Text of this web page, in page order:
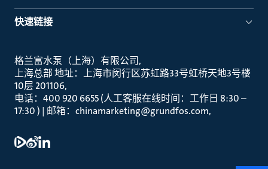
快速链接
格兰富水泵（上海）有限公司
上海总部 地址：上海市闵行区苏虹路33号虹桥天地3号楼
10层 201106
电话：400 920 6655 (人工客服在线时间：工作日 8:30 –
17:30 ) | 邮箱：chinamarketing@grundfos.com